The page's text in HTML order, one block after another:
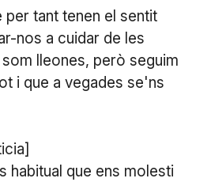
per tant tenen el sentit
nos a cuidar de les
lleones, però seguim
i que a vegades se'ns
habitual que ens molesti